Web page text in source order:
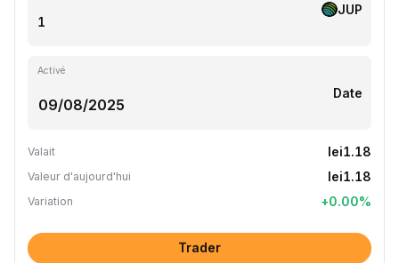
JUP
Activé
Date
Valait lei1.18
Valeur d'aujourd'hui lei1.18
Variation +0.00%
Trader